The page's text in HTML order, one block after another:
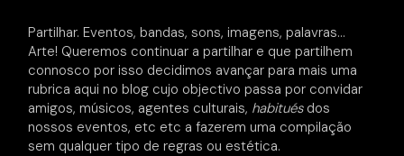
Partilhar. Eventos, bandas, sons, imagens, palavras…
Arte! Queremos continuar a partilhar e que partilhem
connosco por isso decidimos avançar para mais uma
rubrica aqui no blog cujo objectivo passa por convidar
amigos, músicos, agentes culturais, habituésdos
nossos eventos, etc etc a fazerem uma compilação
sem qualquer tipo de regras ou estética.